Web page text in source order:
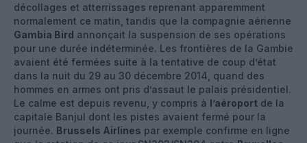
décollages et atterrissages reprenant apparemment
normalement ce matin, tandis que la compagnie aérienne
Gambia Bird annonçait la suspension de ses opérations
pour une durée indéterminée. Les frontières de la Gambie
avaient été fermées suite à la tentative de coup d’état
dans la nuit du 29 au 30 décembre 2014, quand des
hommes en armes ont pris d’assaut le palais présidentiel.
Le calme est depuis revenu, y compris à l’aéroport de la
capitale Banjul dont les pistes avaient fermé pour la
journée. Brussels Airlines par exemple confirme en ligne